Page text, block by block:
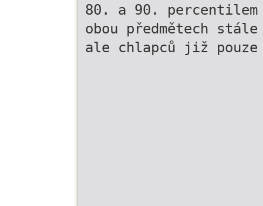
80. a 90. percentilem
obou předmětech
ale chlapců již pouze